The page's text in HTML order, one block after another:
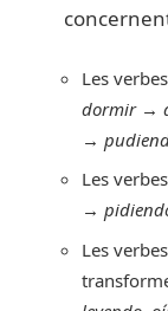
Les
dormir →
→
Les
→
Les